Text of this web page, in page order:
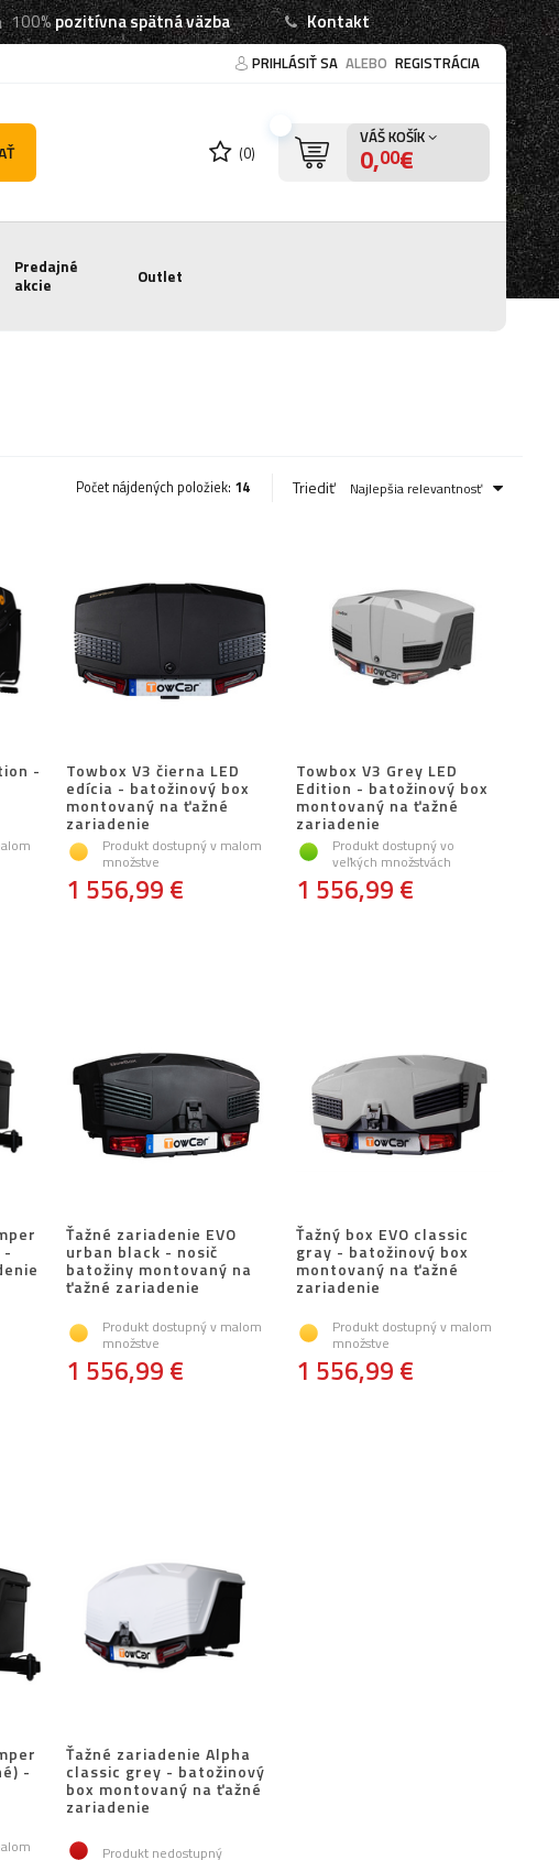
100%pozitívna spätná väzba Kontakt
PRIHLÁSIŤ SA ALEBO REGISTRÁCIA
(0)
VÁŠ KOŠÍK
0,00€
Predajné
akcie
Outlet
Počet nájdených položiek: 14 Triediť Najlepšia relevantnosť
- Towbox V3 čierna LED
edícia - batožinový box
montovaný na ťažné
zariadenie
Produkt dostupný v malom
množstve
1 556,99 €
Towbox V3 Grey LED
Edition - batožinový box
montovaný na ťažné
zariadenie
Produkt dostupný vo
veľkých množstvách
1 556,99 €
-
Ťažné zariadenie EVO
urban black - nosič
batožiny montovaný na
ťažné zariadenie
Produkt dostupný v malom
množstve
1 556,99 €
Ťažný box EVO classic
gray - batožinový box
montovaný na ťažné
zariadenie
Produkt dostupný v malom
množstve
1 556,99 €
-
Ťažné zariadenie Alpha
classic grey - batožinový
box montovaný na ťažné
zariadenie
Produkt nedostupný